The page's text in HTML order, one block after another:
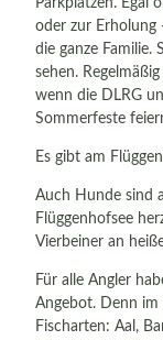
Parkplätzen. Egal
oder zur Erholung
die ganze
sehen.
wenn die DLRG
Sommerfeste
Es gibt am
Auch Hunde sind
Flüggenhofsee
Vierbeiner an
Für alle Angler
Angebot. Denn im
Fischarten: Aal,